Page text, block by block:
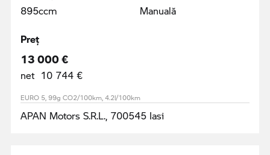
895ccm
Manuală
Preţ
13 000 €
net 10 744 €
EURO 5, 99g CO2/100km, 4.2l/100km
APAN Motors S.R.L., 700545 Iasi